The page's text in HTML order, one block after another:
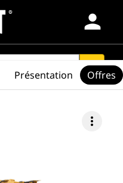
person
search
more_vert
Présentation Offres